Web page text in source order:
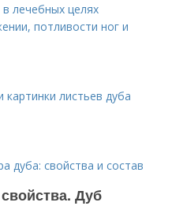
лечебных целях
потливости ног и
листьев дуба
дуба: свойства и состав
Дуб